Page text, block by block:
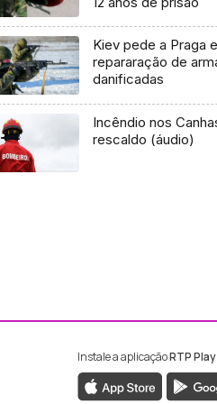
Kiev pede a Praga
repararação de
danificadas
Incêndio nos
rescaldo (áudio)
da RTP Madeira
da RTP
Instale a aplicaçãoRTP Play